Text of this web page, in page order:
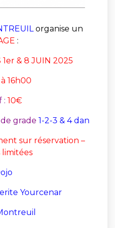
organise un
:
1er & 8 JUIN 2025
16h00
: 10€
grade 1-2-3 & 4 dan
sur réservation –
limitées
Yourcenar